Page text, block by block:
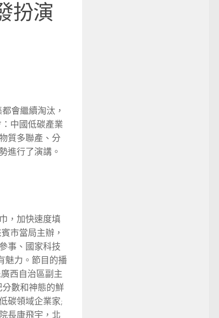
扮演
會繼續淘汰，
中國低碳產業
質多聯產、分
進行了演講。
，加快速度填
賓市當局主辦，
參事、國家科技
力。節目的播
;廣西自治區副主
數和神態的鮮
碳領域企業家;
長康飛宇，北